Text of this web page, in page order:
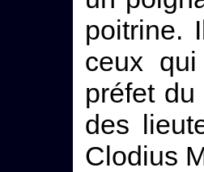
poitrine.
ceux
préfet
des
Clodius